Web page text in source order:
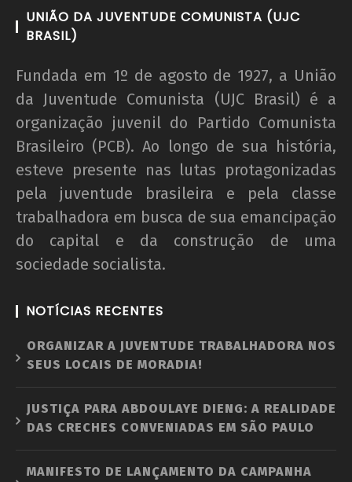
UNIÃO DA JUVENTUDE COMUNISTA (UJC
BRASIL)
Fundada em 1º de agosto de 1927, a União
da Juventude Comunista (UJC Brasil) é a
organização juvenil do Partido Comunista
Brasileiro (PCB). Ao longo de sua história,
esteve presente nas lutas protagonizadas
pela juventude brasileira e pela classe
trabalhadora em busca de sua emancipação
do capital e da construção de uma
sociedade socialista.
NOTÍCIAS RECENTES
ORGANIZAR A JUVENTUDE TRABALHADORA NOS
SEUS LOCAIS DE MORADIA!
JUSTIÇA PARA ABDOULAYE DIENG: A REALIDADE
DAS CRECHES CONVENIADAS EM SÃO PAULO
MANIFESTO DE LANÇAMENTO DA CAMPANHA